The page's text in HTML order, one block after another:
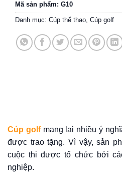
Mã sản phẩm: G10
Danh mục: Cúp thể thao, Cúp golf
Cúp golfmang lại nhiều ý
được trao tặng. Vì vậy, sản
cuộc thi được tổ chức bởi
nghiệp.